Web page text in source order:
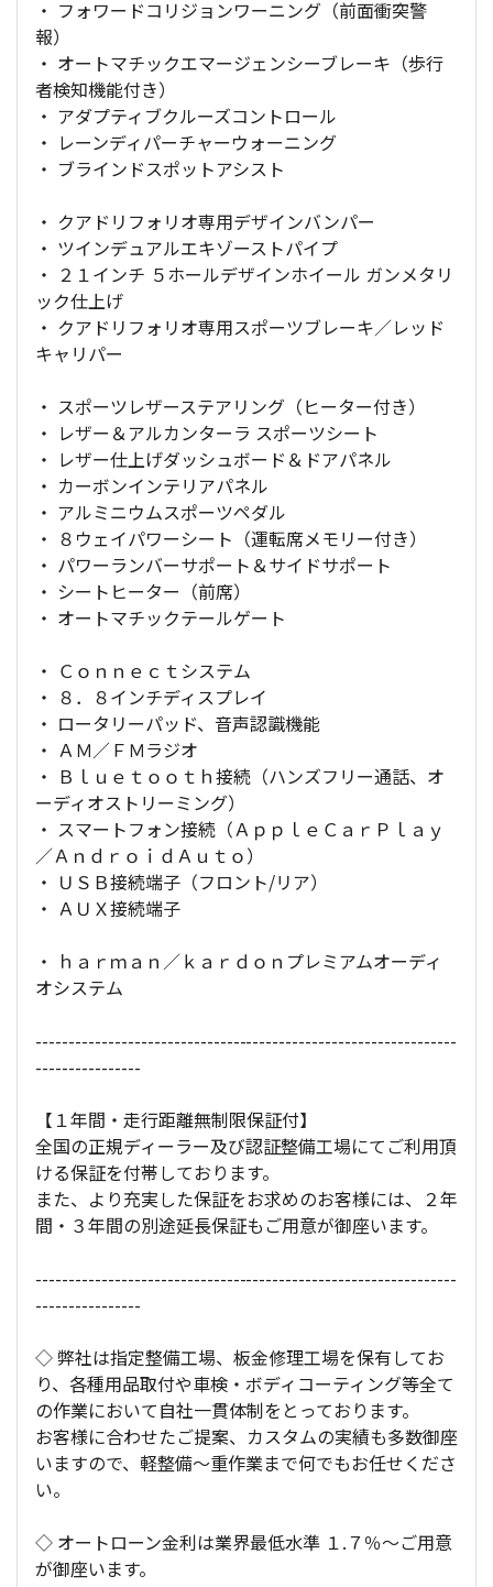
・ フォワードコリジョンワーニング（前面衝突警
報）
・ オートマチックエマージェンシーブレーキ（歩行
者検知機能付き）
・ アダプティブクルーズコントロール
・ レーンディパーチャーウォーニング
・ ブラインドスポットアシスト
・ クアドリフォリオ専用デザインバンパー
・ ツインデュアルエキゾーストパイプ
・ ２１インチ ５ホールデザインホイール ガンメタリ
ック仕上げ
・ クアドリフォリオ専用スポーツブレーキ／レッド
キャリパー
・ スポーツレザーステアリング（ヒーター付き）
・ レザー＆アルカンターラ スポーツシート
・ レザー仕上げダッシュボード＆ドアパネル
・ カーボンインテリアパネル
・ アルミニウムスポーツペダル
・ ８ウェイパワーシート（運転席メモリー付き）
・ パワーランバーサポート＆サイドサポート
・ シートヒーター（前席）
・ オートマチックテールゲート
・ Ｃｏｎｎｅｃｔシステム
・ ８．８インチディスプレイ
・ ロータリーパッド、音声認識機能
・ ＡＭ／ＦＭラジオ
・ Ｂｌｕｅｔｏｏｔｈ接続（ハンズフリー通話、オ
ーディオストリーミング）
・ スマートフォン接続（ＡｐｐｌｅＣａｒＰｌａｙ
／ＡｎｄｒｏｉｄＡｕｔｏ）
・ ＵＳＢ接続端子（フロント/リア）
・ ＡＵＸ接続端子
・ ｈａｒｍａｎ／ｋａｒｄｏｎプレミアムオーディ
オシステム
----------------------------------------------------------------
----------------
【１年間・走行距離無制限保証付】
全国の正規ディーラー及び認証整備工場にてご利用頂
ける保証を付帯しております。
また、より充実した保証をお求めのお客様には、２年
間・３年間の別途延長保証もご用意が御座います。
----------------------------------------------------------------
----------------
◇ 弊社は指定整備工場、板金修理工場を保有してお
り、各種用品取付や車検・ボディコーティング等全て
の作業において自社一貫体制をとっております。
お客様に合わせたご提案、カスタムの実績も多数御座
いますので、軽整備～重作業まで何でもお任せくださ
い。
◇ オートローン金利は業界最低水準 １.７％～ご用意
が御座います。